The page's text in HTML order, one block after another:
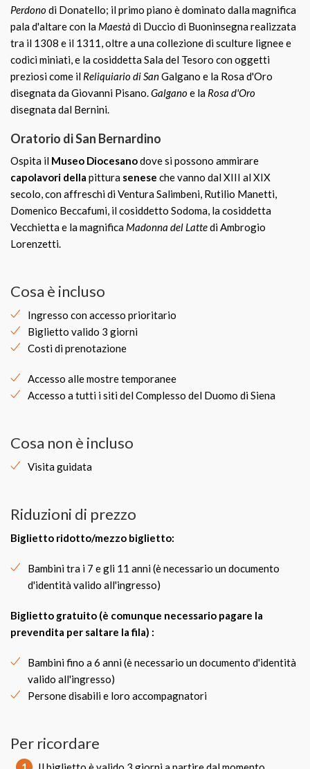
Perdonodi Donatello; il primo piano è dominato dalla magnifica
pala d'altare con la Maestà di Duccio di Buoninsegna realizzata
tra il 1308 e il 1311, oltre a una collezione di sculture lignee e
codici miniati, e la cosiddetta Sala del Tesoro con oggetti
preziosi come il Reliquiario di SanGalgano e la Rosa d'Oro
disegnata da Giovanni Pisano.Galganoe la Rosa d'Oro
disegnata dal Bernini.
Oratorio di San Bernardino
Ospita il Museo Diocesanodove si possono ammirare
capolavori della pittura senese che vanno dal XIII al XIX
secolo, con affreschi di Ventura Salimbeni, Rutilio Manetti,
Domenico Beccafumi, il cosiddetto Sodoma, la cosiddetta
Vecchietta e la magnifica Madonna del Lattedi Ambrogio
Lorenzetti.
Cosa è incluso
Ingresso con accesso prioritario
Biglietto valido 3 giorni
Costi di prenotazione
Accesso alle mostre temporanee
Accesso a tutti i siti del Complesso del Duomo di Siena
Cosa non è incluso
Visita guidata
Riduzioni di prezzo
Biglietto ridotto/mezzo biglietto:
Bambini tra i 7 e gli 11 anni (è necessario un documento
d'identità valido all'ingresso)
Biglietto gratuito (è comunque necessario pagare la
prevendita per saltare la fila) :
Bambini fino a 6 anni (è necessario un documento d'identità
valido all'ingresso)
Persone disabili e loro accompagnatori
Per ricordare